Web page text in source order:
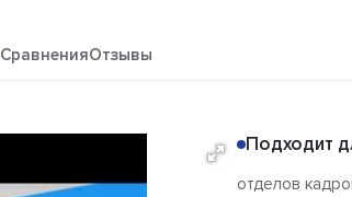
СравненияОтзывы
Подходит
отделов